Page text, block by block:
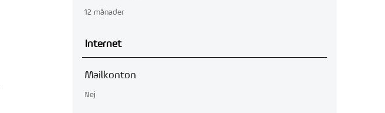
12 månader
Internet
Mailkonton
Nej